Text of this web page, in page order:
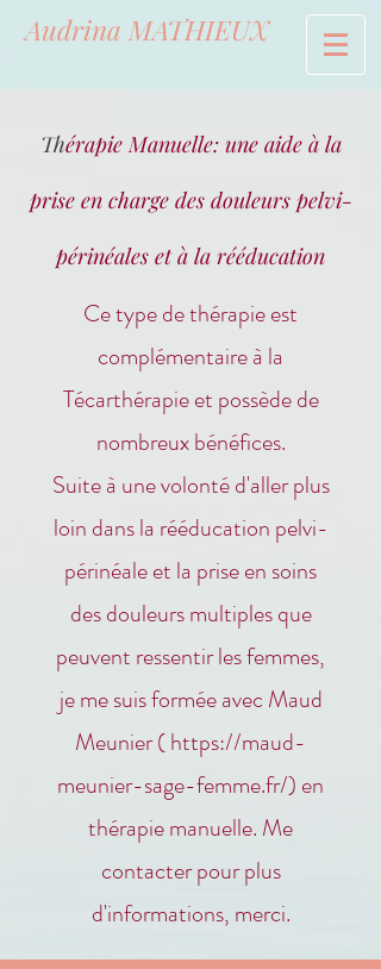
Audrina MATHIEUX
Thérapie Manuelle: une aide à la
prise en charge des douleurs pelvi-
périnéales et à la rééducation
Ce type de thérapie est
complémentaire à la
Técarthérapie et possède de
nombreux bénéfices.
Suite à une volonté d'aller plus
loin dans la rééducation pelvi-
périnéale et la prise en soins
des douleurs multiples que
peuvent ressentir les femmes,
je me suis formée avec Maud
Meunier (https://maud-
meunier-sage-femme.fr/) en
thérapie manuelle. Me
contacter pour plus
d'informations, merci.